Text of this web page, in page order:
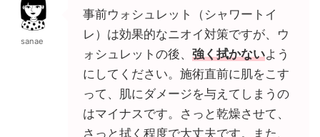
sanae
事前ウォシュレット（シャワートイ
レ）は効果的なニオイ対策ですが、ウ
ォシュレットの後、 強く拭かないよう
にしてください。施術直前に肌をこす
って、肌にダメージを与えてしまうの
はマイナスです。さっと乾燥させて、
さっと拭く程度で大丈夫です。また、